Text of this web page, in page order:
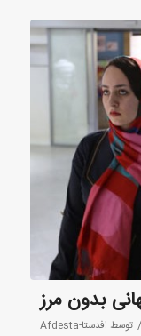
بدون مرز
/ توسط افدستا-Afdesta